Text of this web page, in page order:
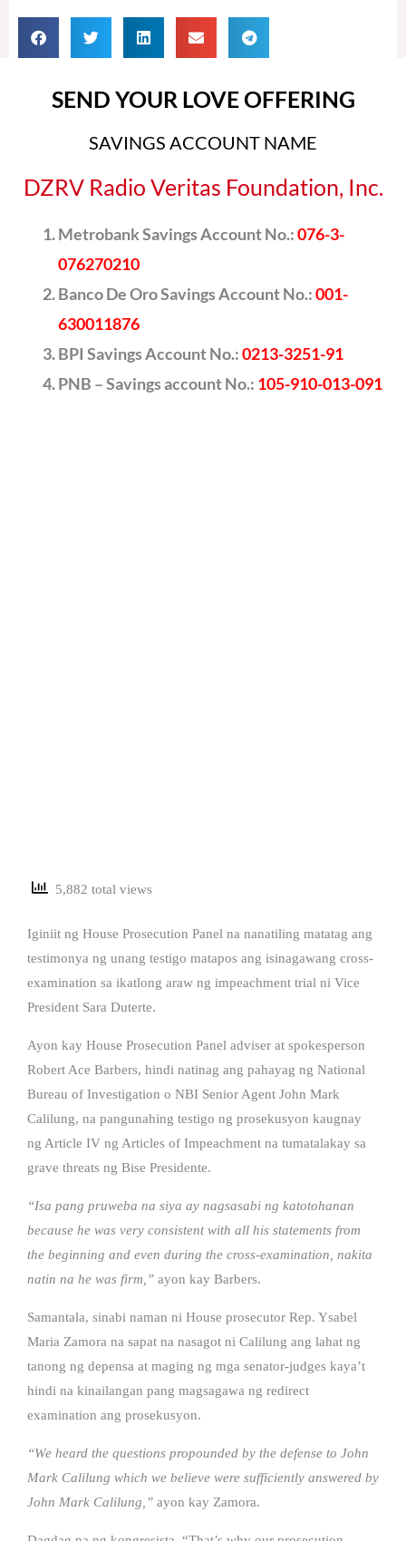
SEND YOUR LOVE OFFERING
SAVINGS ACCOUNT NAME
DZRV Radio Veritas Foundation, Inc.
Metrobank Savings Account No.:076-3-
076270210
Banco De Oro Savings Account No.:001-
630011876
BPI Savings Account No.:0213-3251-91
PNB – Savings account No.: 105-910-013-091
5,882 total views
Iginiit ng House Prosecution Panel na nanatiling matatag ang
testimonya ng unang testigo matapos ang isinagawang cross-
examination sa ikatlong araw ng impeachment trial ni Vice
President Sara Duterte.
Ayon kay House Prosecution Panel adviser at spokesperson
Robert Ace Barbers, hindi natinag ang pahayag ng National
Bureau of Investigation o NBI Senior Agent John Mark
Calilung, na pangunahing testigo ng prosekusyon kaugnay
ng Article IV ng Articles of Impeachment na tumatalakay sa
grave threats ng Bise Presidente.
“Isa pang pruweba na siya ay nagsasabi ng katotohanan
because he was very consistent with all his statements from
the beginning and even during the cross-examination, nakita
natin na he was firm,” ayon kay Barbers.
Samantala, sinabi naman ni House prosecutor Rep. Ysabel
Maria Zamora na sapat na nasagot ni Calilung ang lahat ng
tanong ng depensa at maging ng mga senator-judges kaya’t
hindi na kinailangan pang magsagawa ng redirect
examination ang prosekusyon.
“We heard the questions propounded by the defense to John
Mark Calilung which we believe were sufficiently answered by
John Mark Calilung,” ayon kay Zamora.